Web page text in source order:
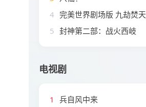
4 完美世界剧场版 九劫焚天
5 封神第二部：战火西岐
电视剧
1 兵自风中来